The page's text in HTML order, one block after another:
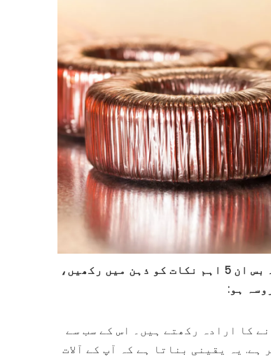
گھریلو وولٹیج ٹرانسفارمر کا انتخاب پیچیدہ ہونے کی ضرورت نہیں ہے۔ بس ان 5 اہم نکات کو ذہن میں رکھیں،
ہو:
کا ارادہ رکھتے ہیں۔ اس کے سب سے
یہ یقینی بناتا ہے کہ آپ کے آلات